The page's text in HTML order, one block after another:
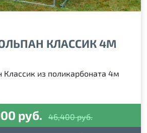
КЛАССИК 4М
Классик из поликарбоната 4м
руб. 46,400 руб.